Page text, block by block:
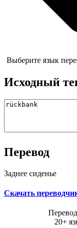
Выберите язык
Исходный
Перевод
Заднее сиденье
Скачать
20+